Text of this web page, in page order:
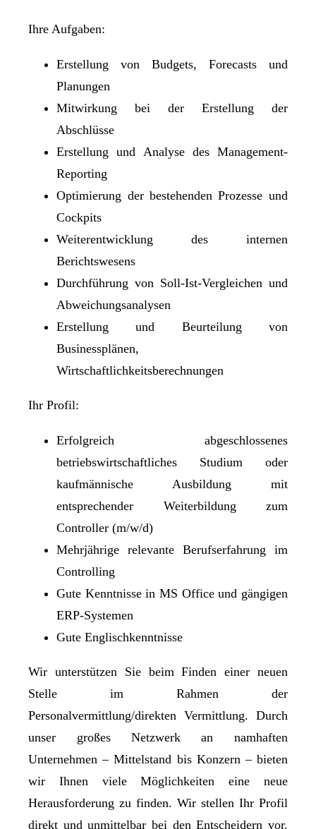
Ihre Aufgaben:
Erstellung von Budgets, Forecasts und
Planungen
Mitwirkung bei der Erstellung der
Abschlüsse
Erstellung und Analyse des Management-
Reporting
Optimierung der bestehenden Prozesse und
Cockpits
Weiterentwicklung des internen
Berichtswesens
Durchführung von Soll-Ist-Vergleichen und
Abweichungsanalysen
Erstellung und Beurteilung von
Businessplänen,
Wirtschaftlichkeitsberechnungen
Ihr Profil:
Erfolgreich abgeschlossenes
betriebswirtschaftliches Studium oder
kaufmännische Ausbildung mit
entsprechender Weiterbildung zum
Controller (m/w/d)
Mehrjährige relevante Berufserfahrung im
Controlling
Gute Kenntnisse in MS Office und gängigen
ERP-Systemen
Gute Englischkenntnisse
Wir unterstützen Sie beim Finden einer neuen
Stelle im Rahmen der
Personalvermittlung/direkten Vermittlung. Durch
unser großes Netzwerk an namhaften
Unternehmen – Mittelstand bis Konzern – bieten
wir Ihnen viele Möglichkeiten eine neue
Herausforderung zu finden. Wir stellen Ihr Profil
direkt und unmittelbar bei den Entscheidern vor.